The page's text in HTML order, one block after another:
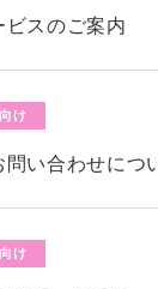
ビスのご案内
け
問い合わせにつ
け